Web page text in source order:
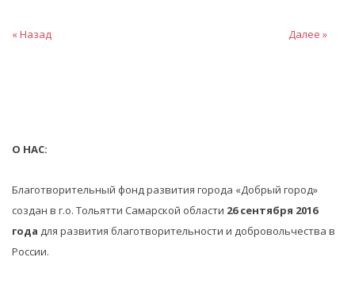
« Назад Далее »
О НАС:
Благотворительный фонд развития города «Добрый город»
создан в г.о. Тольятти Самарской области 26 сентября 2016
года для развития благотворительности и добровольчества в
России.